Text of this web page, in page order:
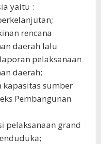
yaitu :
rencana
daerah lalu
pelaksanaan
daerah;
kapasitas sumber
Pembangunan
pelaksanaan grand